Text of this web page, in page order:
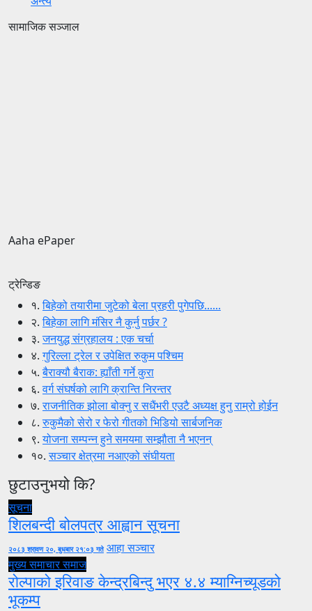
सामाजिक सञ्जाल
Aaha ePaper
ट्रेन्डिङ
१.बिहेको तयारीमा जुटेको बेला प्रहरी पुगेपछि......
२.बिहेका लागि मंसिर नै कुर्नु पर्छर ?
३.जनयुद्ध संग्रहालय : एक चर्चा
४.गुरिल्ला ट्रेल र उपेक्षित रुकुम पश्चिम
५.बैराक्यौ बैराक: ह्याँती गर्ने कुरा
६.वर्ग संघर्षको लागि क्रान्ति निरन्तर
७.राजनीतिक झोला बोक्नु र सधैंभरी एउटै अध्यक्ष हुनु राम्रो होईन
८.रुकुमैको सेरो र फेरो गीतको भिडियो सार्बजनिक
९.योजना सम्पन्न हुने समयमा सम्झौता नै भएनन्
१०.सञ्चार क्षेत्रमा नआएको संघीयता
छुटाउनुभयो कि?
सूचना
शिलबन्दी बोलपत्र आह्वान सूचना
२०८३ श्रावण २०, बुधबार २१:०३ गते आहा सञ्चार
मुख्य समाचारसमाज
रोल्पाको इरिवाङ केन्द्रबिन्दु भएर ४.४ म्याग्निच्यूडको
भूकम्प